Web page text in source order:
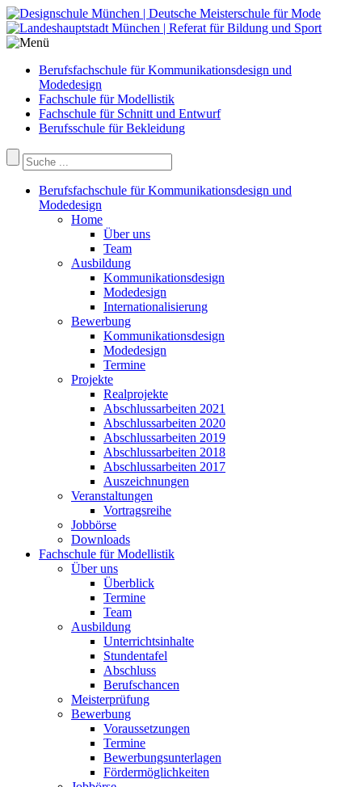
Berufsfachschule für Kommunikationsdesign und
Modedesign
Fachschule für Modellistik
Fachschule für Schnitt und Entwurf
Berufsschule für Bekleidung
Berufsfachschule für Kommunikationsdesign und
Modedesign
Home
Über uns
Team
Ausbildung
Kommunikationsdesign
Modedesign
Internationalisierung
Bewerbung
Kommunikationsdesign
Modedesign
Termine
Projekte
Realprojekte
Abschlussarbeiten 2021
Abschlussarbeiten 2020
Abschlussarbeiten 2019
Abschlussarbeiten 2018
Abschlussarbeiten 2017
Auszeichnungen
Veranstaltungen
Vortragsreihe
Jobbörse
Downloads
Fachschule für Modellistik
Über uns
Überblick
Termine
Team
Ausbildung
Unterrichtsinhalte
Stundentafel
Abschluss
Berufschancen
Meisterprüfung
Bewerbung
Voraussetzungen
Termine
Bewerbungsunterlagen
Fördermöglichkeiten